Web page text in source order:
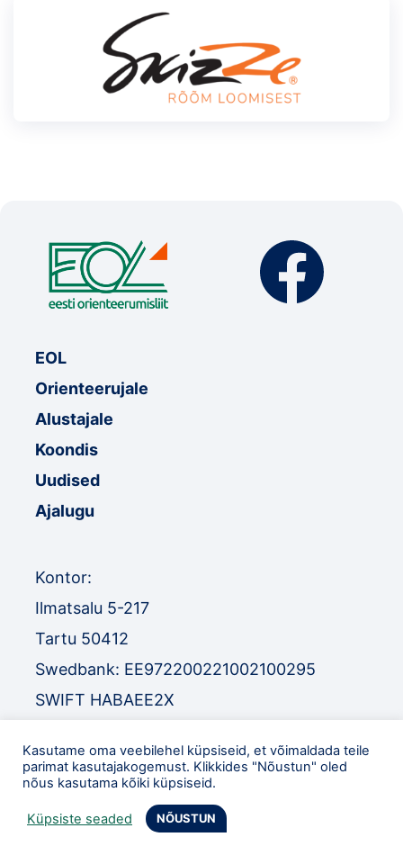
EOL
Orienteerujale
Alustajale
Koondis
Uudised
Ajalugu
Kontor:
Ilmatsalu 5-217
Tartu 50412
Swedbank: EE972200221002100295
SWIFT HABAEE2X
SWIFT EEUHEE2X
TEL:+372 52 32 977
eol@orienteerumine.ee
Kasutame oma veebilehel küpsiseid, et võimaldada teile
parimat kasutajakogemust. Klikkides "Nõustun" oled
nõus kasutama kõiki küpsiseid.
Küpsiste seaded NÕUSTUN